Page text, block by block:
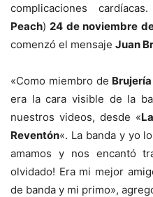
complicaciones cardíacas.
Peach)24 de noviembre
comenzó el mensaje Juan
«Como miembro de Brujería
era la cara visible de la
nuestros videos, desde «
Reventón«. La banda y yo
amamos y nos encantó
olvidado! Era mi mejor
de banda y mi primo»,